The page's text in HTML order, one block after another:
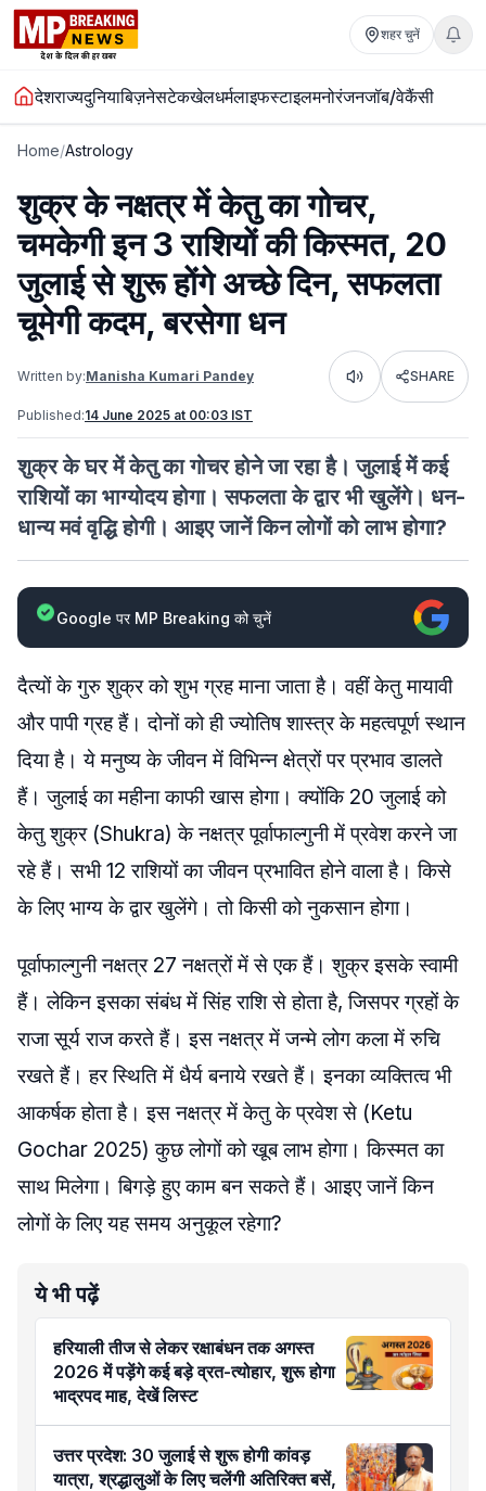
शहर चुनें
देशराज्यदुनियाबिज़नेसटेकखेलधर्मलाइफस्टाइलमनोरंजनजॉब/वेकैंसी
Home/Astrology
शुक्र के नक्षत्र में केतु का गोचर,
चमकेगी इन 3 राशियों की किस्मत, 20
जुलाई से शुरू होंगे अच्छे दिन, सफलता
चूमेगी कदम, बरसेगा धन
Written by:Manisha Kumari Pandey Listen SHARE
Published:14 June 2025 at 00:03 IST
शुक्र के घर में केतु का गोचर होने जा रहा है। जुलाई में कई
राशियों का भाग्योदय होगा। सफलता के द्वार भी खुलेंगे। धन-
धान्य मवं वृद्धि होगी। आइए जानें किन लोगों को लाभ होगा?
Google पर MP Breaking को चुनें
दैत्यों के गुरु शुक्र को शुभ ग्रह माना जाता है। वहीं केतु मायावी
और पापी ग्रह हैं। दोनों को ही ज्योतिष शास्त्र के महत्वपूर्ण स्थान
दिया है। ये मनुष्य के जीवन में विभिन्न क्षेत्रों पर प्रभाव डालते
हैं। जुलाई का महीना काफी खास होगा। क्योंकि 20 जुलाई को
केतु शुक्र (Shukra) के नक्षत्र पूर्वाफाल्गुनी में प्रवेश करने जा
रहे हैं। सभी 12 राशियों का जीवन प्रभावित होने वाला है। किसे
के लिए भाग्य के द्वार खुलेंगे। तो किसी को नुकसान होगा।
पूर्वाफाल्गुनी नक्षत्र 27 नक्षत्रों में से एक हैं। शुक्र इसके स्वामी
हैं। लेकिन इसका संबंध में सिंह राशि से होता है, जिसपर ग्रहों के
राजा सूर्य राज करते हैं। इस नक्षत्र में जन्मे लोग कला में रुचि
रखते हैं। हर स्थिति में धैर्य बनाये रखते हैं। इनका व्यक्तित्व भी
आकर्षक होता है। इस नक्षत्र में केतु के प्रवेश से (Ketu
Gochar 2025) कुछ लोगों को खूब लाभ होगा। किस्मत का
साथ मिलेगा। बिगड़े हुए काम बन सकते हैं। आइए जानें किन
लोगों के लिए यह समय अनुकूल रहेगा?
ये भी पढ़ें
हरियाली तीज से लेकर रक्षाबंधन तक अगस्त
2026 में पड़ेंगे कई बड़े व्रत-त्योहार, शुरू होगा
भाद्रपद माह, देखें लिस्ट
उत्तर प्रदेश: 30 जुलाई से शुरू होगी कांवड़
यात्रा, श्रद्धालुओं के लिए चलेंगी अतिरिक्त बसें,